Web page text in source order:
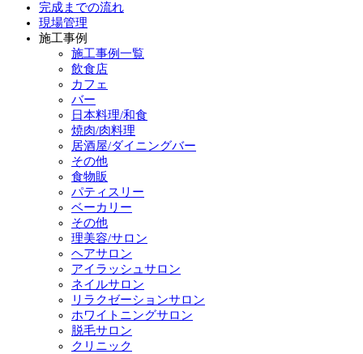
完成までの流れ
現場管理
施工事例
施工事例一覧
飲食店
カフェ
バー
日本料理/和食
焼肉/肉料理
居酒屋/ダイニングバー
その他
食物販
パティスリー
ベーカリー
その他
理美容/サロン
ヘアサロン
アイラッシュサロン
ネイルサロン
リラクゼーションサロン
ホワイトニングサロン
脱毛サロン
クリニック